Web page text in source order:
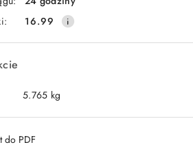
16.99
5.765 kg
do PDF